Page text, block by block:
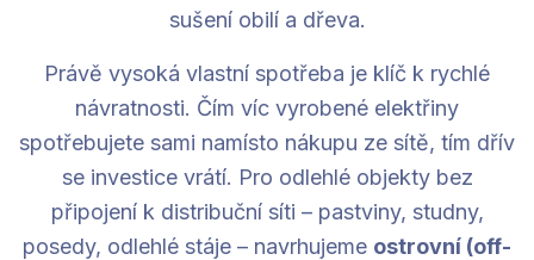
sušení obilí a dřeva.
Právě vysoká vlastní spotřeba je klíč k rychlé
návratnosti. Čím víc vyrobené elektřiny
spotřebujete sami namísto nákupu ze sítě, tím dřív
se investice vrátí. Pro odlehlé objekty bez
připojení k distribuční síti – pastviny, studny,
posedy, odlehlé stáje – navrhujeme ostrovní (off-